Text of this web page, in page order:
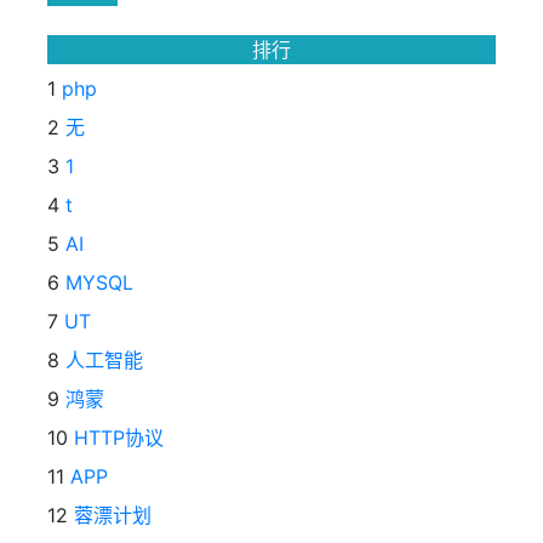
排行
1 php
2 无
3 1
4 t
5 AI
6 MYSQL
7 UT
8 人工智能
9 鸿蒙
10 HTTP协议
11 APP
12 蓉漂计划